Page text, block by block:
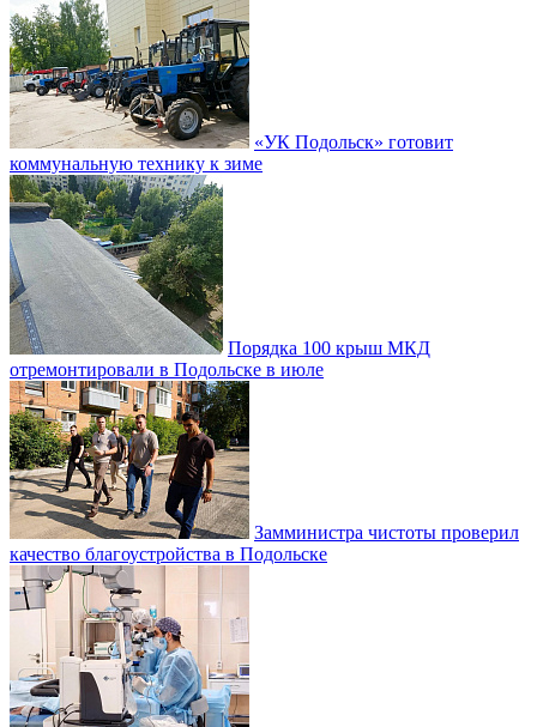
«УК Подольск» готовит
коммунальную технику к зиме
Порядка 100 крыш МКД
отремонтировали в Подольске в июле
Замминистра чистоты проверил
качество благоустройства в Подольске